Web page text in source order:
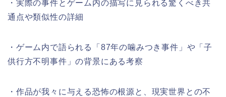
・実際の事件とゲーム内の描写に見られる驚くべき共
通点や類似性の詳細
・ゲーム内で語られる「87年の噛みつき事件」や「子
供行方不明事件」の背景にある考察
・作品が我々に与える恐怖の根源と、現実世界との不